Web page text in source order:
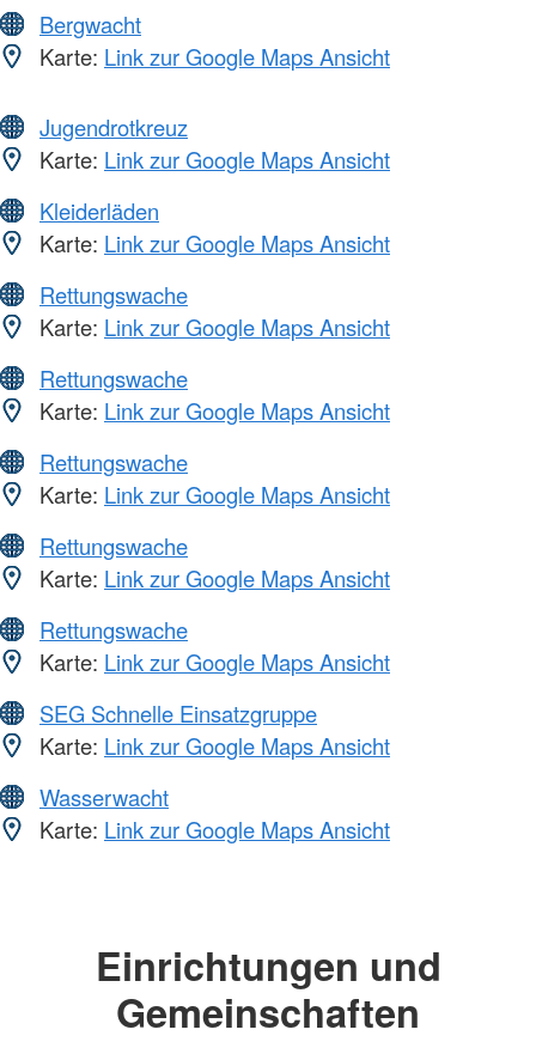
Bergwacht
Karte: Link zur Google Maps Ansicht
Jugendrotkreuz
Karte: Link zur Google Maps Ansicht
Kleiderläden
Karte: Link zur Google Maps Ansicht
Rettungswache
Karte: Link zur Google Maps Ansicht
Rettungswache
Karte: Link zur Google Maps Ansicht
Rettungswache
Karte: Link zur Google Maps Ansicht
Rettungswache
Karte: Link zur Google Maps Ansicht
Rettungswache
Karte: Link zur Google Maps Ansicht
SEG Schnelle Einsatzgruppe
Karte: Link zur Google Maps Ansicht
Wasserwacht
Karte: Link zur Google Maps Ansicht
Einrichtungen und
Gemeinschaften